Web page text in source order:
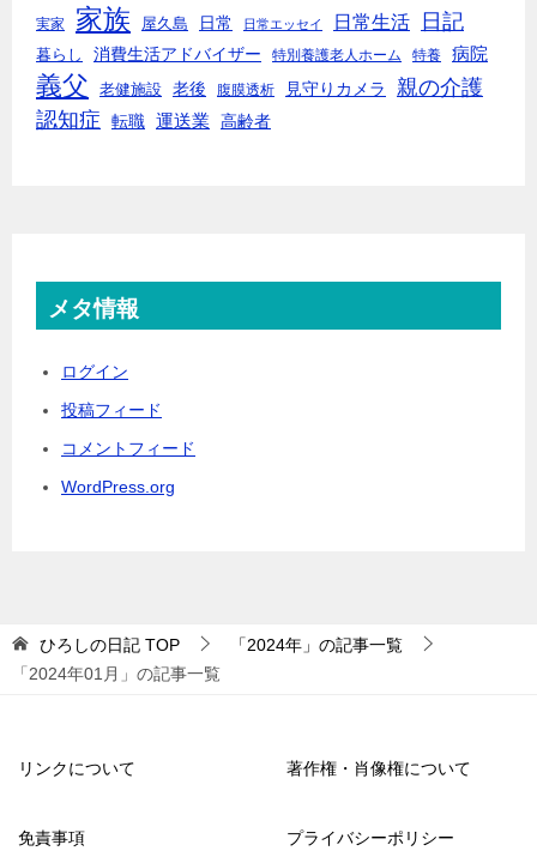
実家 家族 屋久島 日常 日常エッセイ 日常生活 日記
暮らし 消費生活アドバイザー 特別養護老人ホーム 特養 病院
義父 老健施設 老後 腹膜透析 見守りカメラ
親の介護
認知症
転職 運送業 高齢者
メタ情報
ログイン
投稿フィード
コメントフィード
WordPress.org
ひろしの日記 TOP
「2024年」の記事一覧
「2024年01月」の記事一覧
リンクについて 著作権・肖像権について
免責事項 プライバシーポリシー